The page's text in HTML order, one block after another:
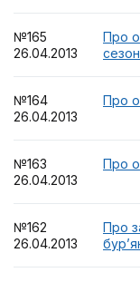
№165
26.04.2013
Про
№164
26.04.2013
Про
№163
26.04.2013
Про
№162
26.04.2013
Про